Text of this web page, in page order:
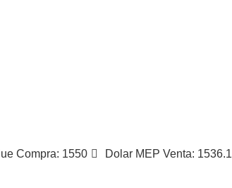
Compra: 1550 Dolar MEP Venta: 1536.1